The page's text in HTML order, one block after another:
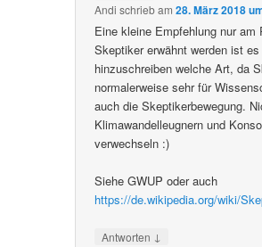
Andi schriebam28. März 2018
Eine kleine Empfehlung nur am
Skeptiker erwähnt werden ist
hinzuschreiben welche Art, da
normalerweise sehr für
auch die Skeptikerbewegung.
Klimawandelleugnern und
verwechseln :)
Siehe GWUP oder auch
https://de.wikipedia.org/wiki/
Antworten ↓